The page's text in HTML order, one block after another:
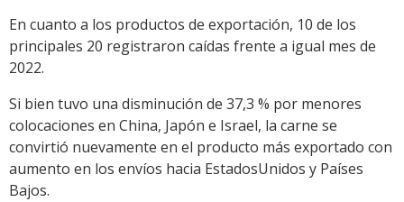
En cuanto a los productos de exportación, 10 de los
principales 20 registraron caídas frente a igual mes de
2022.
Si bien tuvo una disminución de 37,3 % por menores
colocaciones en China, Japón e Israel, la carne se
convirtió nuevamente en el producto más exportado con
aumento en los envíos hacia EstadosUnidos y Países
Bajos.